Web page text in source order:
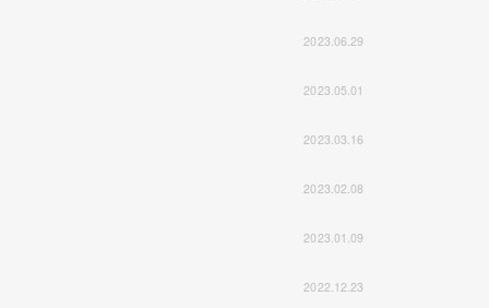
2023.06.29
2023.05.01
2023.03.16
2023.02.08
2023.01.09
2022.12.23